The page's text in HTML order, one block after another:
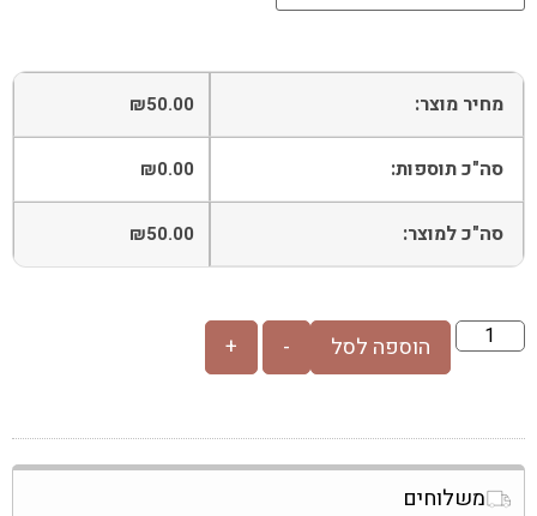
מחיר מוצר: ₪50.00
סה"כ תוספות: ₪0.00
סה"כ למוצר: ₪50.00
-
+ הוספה לסל
משלוחים